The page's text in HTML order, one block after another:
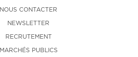
NOUS CONTACTER
NEWSLETTER
RECRUTEMENT
MARCHÉS PUBLICS